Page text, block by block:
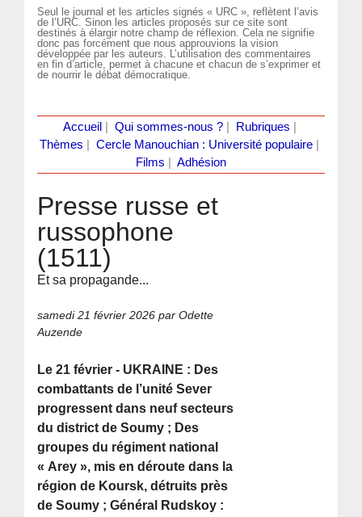
Seul le journal et les articles signés « URC », reflètent l’avis
de l’URC. Sinon les articles proposés sur ce site sont
destinés à élargir notre champ de réflexion. Cela ne signifie
donc pas forcément que nous approuvions la vision
développée par les auteurs. L’utilisation des commentaires
en fin d’article, permet à chacune et chacun de s’exprimer et
de nourrir le débat démocratique.
Accueil Qui sommes-nous ?| Rubriques
Thèmes
Cercle Manouchian : Université populaire
Films
Adhésion
Presse russe et
russophone
(1511)
Et sa propagande...
samedi 21 février 2026 par Odette
Auzende
Le 21 février - UKRAINE : Des
combattants de l’unité Sever
progressent dans neuf secteurs
du district de Soumy ; Des
groupes du régiment national
« Arey », mis en déroute dans la
région de Koursk, détruits près
de Soumy ; Général Rudskoy :